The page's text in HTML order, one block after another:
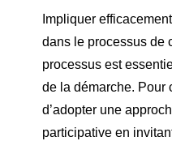
Impliquer
dans le processus de
processus est
de la démarche. Pour
d’adopter une
participative en